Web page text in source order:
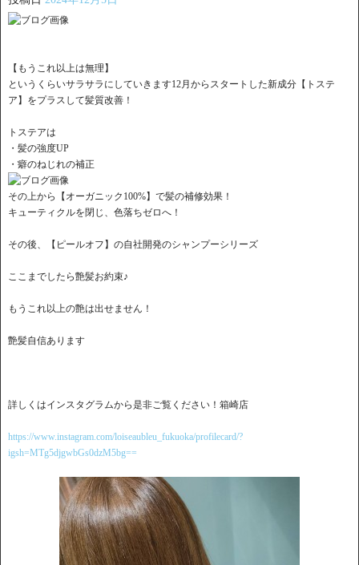
【もうこれ以上は無理】
というくらいサラサラにしていきます12月からスタートした新成分【トステ
ア】をプラスして髪質改善！
トステアは
・髪の強度UP
・癖のねじれの補正
その上から【オーガニック100%】で髪の補修効果！
キューティクルを閉じ、色落ちゼロへ！
その後、【ピールオフ】の自社開発のシャンプーシリーズ
ここまでしたら艶髪お約束♪
もうこれ以上の艶は出せません！
艶髪自信あります
詳しくはインスタグラムから是非ご覧ください！箱崎店
https://www.instagram.com/loiseaubleu_fukuoka/profilecard/?
igsh=MTg5djgwbGs0dzM5bg==